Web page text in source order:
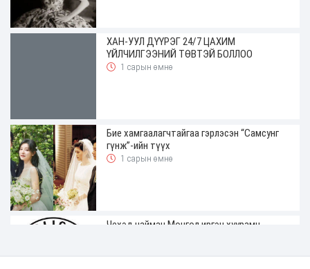
ХАН-УУЛ ДҮҮРЭГ 24/7 ЦАХИМ
ҮЙЛЧИЛГЭЭНИЙ ТӨВТЭЙ БОЛЛОО
1 сарын өмнө
Бие хамгаалагчтайгаа гэрлэсэн “Самсунг
гүнж”-ийн түүх
1 сарын өмнө
Чехэд найман Монгол иргэн хуурамч